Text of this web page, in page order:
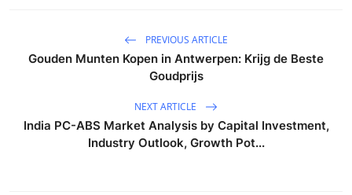
PREVIOUS ARTICLE
Gouden Munten Kopen in Antwerpen: Krijg de Beste
Goudprijs
NEXT ARTICLE
India PC-ABS Market Analysis by Capital Investment,
Industry Outlook, Growth Pot...